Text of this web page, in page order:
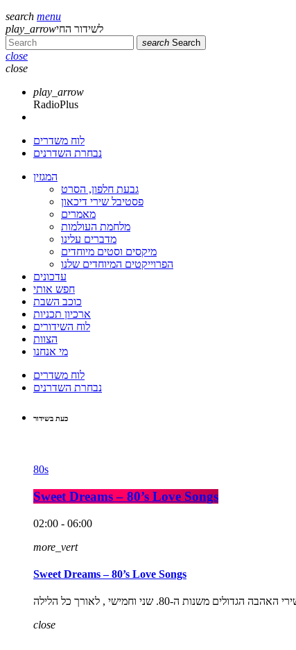
search menu
play_arrowלשידור החי
search Search
close
close
play_arrow
RadioPlus
לוח משדרים
נבחרת השדרנים
המגזין
גבעת חלפון, הסרט
פסטיבל שירי דיכאון
מאמרים
מלחמת העולמות
מדברים עלינו
מיקסים וסטים מיוחדים
הפרוייקטים המיוחדים שלנו
עדכונים
חפש אותי
כוכב השבת
ארכיון תכניות
לוח השידורים
הצוות
מי אנחנו
לוח משדרים
נבחרת השדרנים
כעת בשידור
80s
Sweet Dreams – 80’s Love Songs
02:00 - 06:00
more_vert
Sweet Dreams – 80’s Love Songs
close